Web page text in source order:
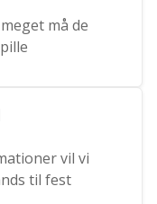
må de
vil vi
til fest